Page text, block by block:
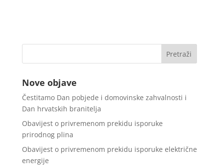
Nove objave
Čestitamo Dan pobjede i domovinske zahvalnosti i
Dan hrvatskih branitelja
Obavijest o privremenom prekidu isporuke
prirodnog plina
Obavijest o privremenom prekidu isporuke električne
energije